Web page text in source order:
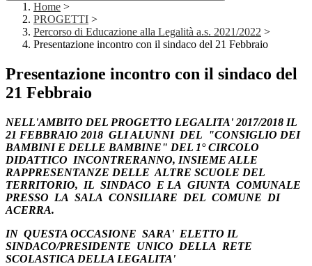
Home >
PROGETTI >
Percorso di Educazione alla Legalità a.s. 2021/2022 >
Presentazione incontro con il sindaco del 21 Febbraio
Presentazione incontro con il sindaco del
21 Febbraio
NELL'AMBITO DEL PROGETTO LEGALITA' 2017/2018 IL
21 FEBBRAIO 2018 GLI ALUNNI DEL "CONSIGLIO DEI
BAMBINI E DELLE BAMBINE" DEL 1° CIRCOLO
DIDATTICO INCONTRERANNO, INSIEME ALLE
RAPPRESENTANZE DELLE ALTRE SCUOLE DEL
TERRITORIO, IL SINDACO E LA GIUNTA COMUNALE
PRESSO LA SALA CONSILIARE DEL COMUNE DI
ACERRA.
IN QUESTA OCCASIONE SARA' ELETTO IL
SINDACO/PRESIDENTE UNICO DELLA RETE
SCOLASTICA DELLA LEGALITA'